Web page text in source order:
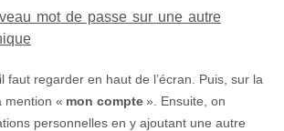
mot de passe sur une autre
faut regarder en haut de l’écran. Puis, sur la
mention « mon compte». Ensuite, on
personnelles en y ajoutant une autre